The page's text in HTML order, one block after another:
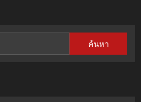
ค้นหา